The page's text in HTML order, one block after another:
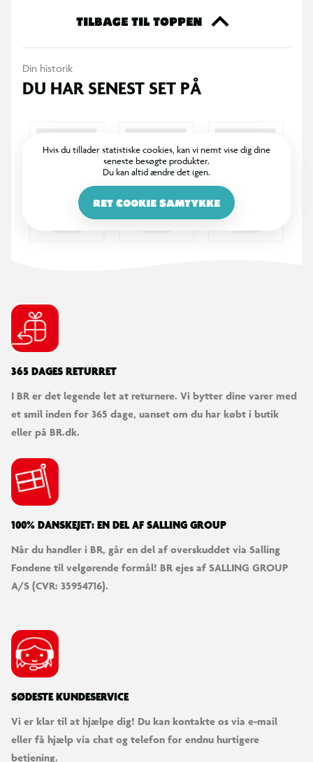
I BR er det legende let at returnere. Vi bytter dine varer med
et smil inden for 365 dage, uanset om du har købt i butik
100% DANSKEJET: EN DEL AF SALLING GROUP
Når du handler i BR, går en del af overskuddet via Salling
Vi er klar til at hjælpe dig! Du kan kontakte os via e-mail
eller få hjælp via chat og telefon for endnu hurtigere
betjening.
KUNDESERVICE
Kontakt os
Levering
Ordrestatus
Bestilling, betaling & gavekort
Handelsbetingelser
Fortrydelsesret
Privatlivspolitik